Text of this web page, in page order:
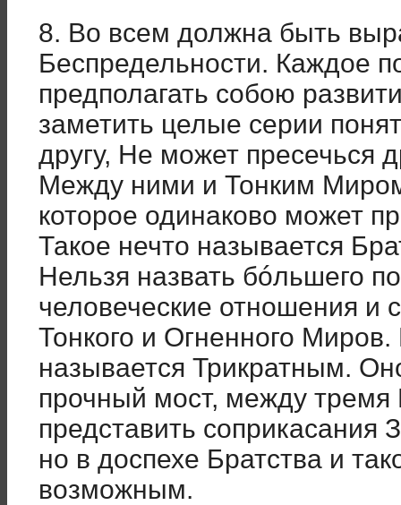
8. Во всем должна быть
Беспредельности. Каждое
предполагать собою
заметить целые серии
другу, Не может пресечься
Между ними и Тонким
которое одинаково может
Такое нечто называется
Нельзя назвать бóльшего
человеческие отношения и
Тонкого и Огненного
называется Трикратным.
прочный мост, между
представить соприкасания
но в доспехе Братства и
возможным.